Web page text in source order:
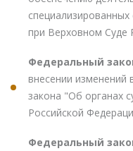
при Верховном Суде
Федеральный
внесении изменений
закона "Об органах
Российской
Федеральный